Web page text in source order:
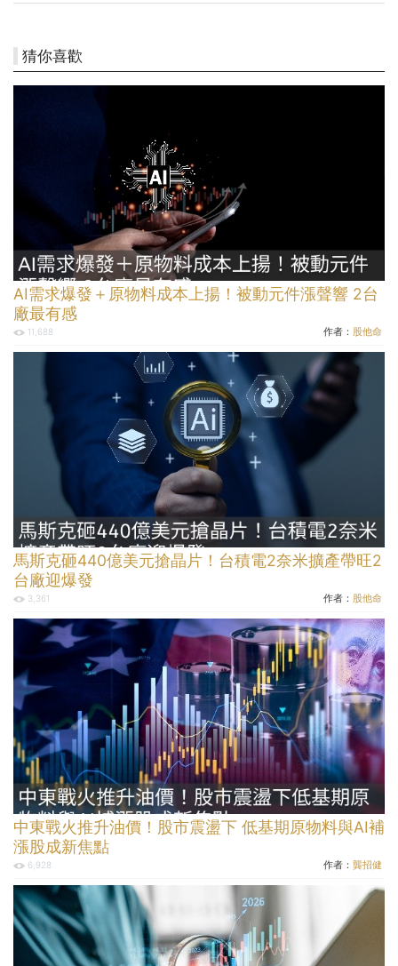
猜你喜歡
AI需求爆發＋原物料成本上揚！被動元件漲聲響 2台
廠最有感
11,688 作者： 股他命
馬斯克砸440億美元搶晶片！台積電2奈米擴產帶旺2
台廠迎爆發
3,361 作者： 股他命
中東戰火推升油價！股市震盪下 低基期原物料與AI補
漲股成新焦點
6,928 作者： 龔招健